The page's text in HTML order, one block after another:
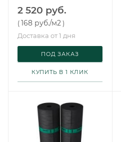
2 520 руб.
(168 руб./м2 )
Доставка от 1 дня
ПОД ЗАКАЗ
КУПИТЬ В 1 КЛИК